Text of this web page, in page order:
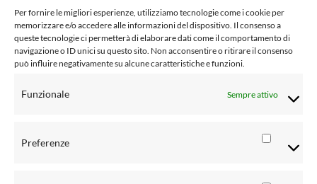
Per fornire le migliori esperienze, utilizziamo tecnologie come i cookie per
memorizzare e/o accedere alle informazioni del dispositivo. Il consenso a
queste tecnologie ci permetterà di elaborare dati come il comportamento di
navigazione o ID unici su questo sito. Non acconsentire o ritirare il consenso
può influire negativamente su alcune caratteristiche e funzioni.
Funzionale Sempre attivo
Preferenze
Privacy Policy
Cookie Policy (UE)
Social Media Policy
Condizioni di vendita al pubblico
Informativa Privacy clienti